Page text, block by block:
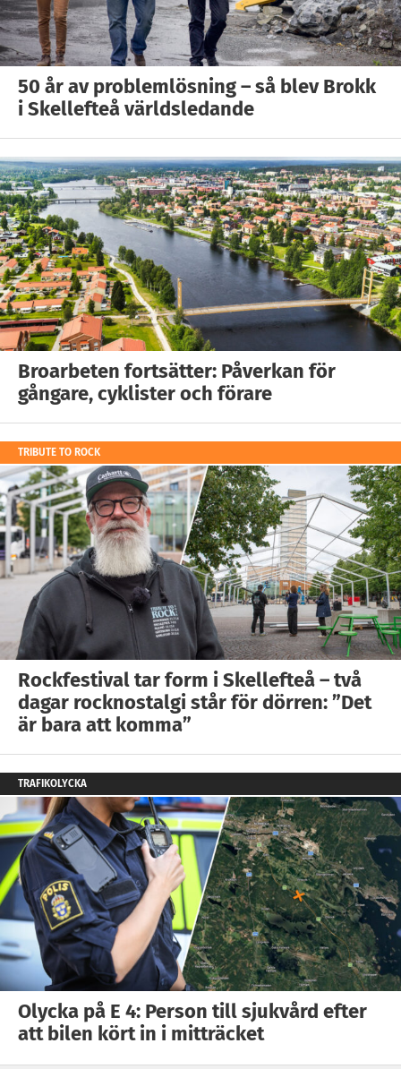
50 år av problemlösning – så blev Brokk
i Skellefteå världsledande
Broarbeten fortsätter: Påverkan för
gångare, cyklister och förare
TRIBUTE TO ROCK
Rockfestival tar form i Skellefteå – två
dagar rocknostalgi står för dörren: ”Det
är bara att komma”
TRAFIKOLYCKA
Olycka på E 4: Person till sjukvård efter
att bilen kört in i mitträcket